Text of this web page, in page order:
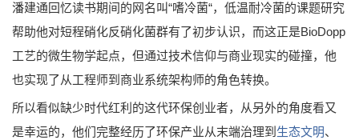
潘建通回忆读书期间的网名叫“嗜冷菌“，低温耐冷菌的课题研究
帮助他对短程硝化反硝化菌群有了初步认识，而这正是BioDopp
工艺的微生物学起点，但通过技术信仰与商业现实的碰撞，他
也实现了从工程师到商业系统架构师的角色转换。
所以看似缺少时代红利的这代环保创业者，从另外的角度看又
是幸运的，他们完整经历了环保产业从末端治理到 生态文明、